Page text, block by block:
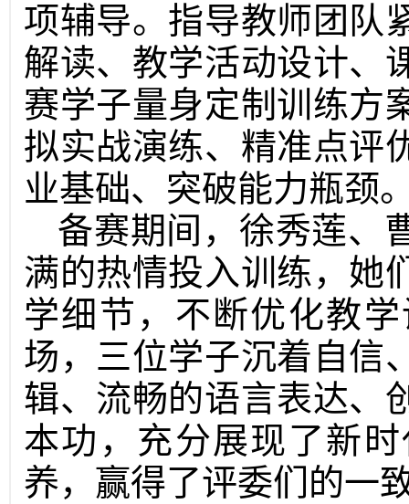
项辅导。指导教师团队
解读、教学活动设计、
赛学子量身定制训练方
拟实战演练、精准点评
业基础、突破能力瓶颈
备赛期间，徐秀莲、
满的热情投入训练，她
学细节，不断优化教
场，三位学子沉着自信
辑、流畅的语言表达、
本功，充分展现了新
养，赢得了评委们的一